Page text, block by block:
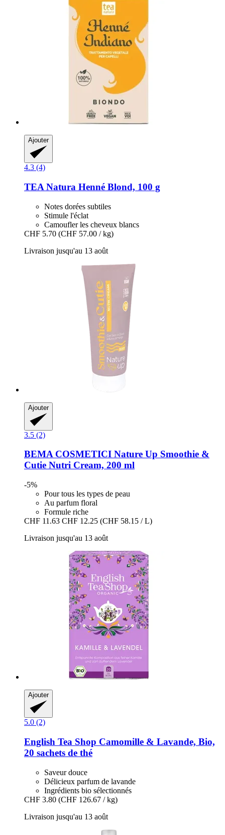
Ajouter
4.3 (4)
TEA Natura Henné Blond, 100 g
Notes dorées subtiles
Stimule l'éclat
Camoufler les cheveux blancs
CHF 5.70 (CHF 57.00 / kg)
Livraison jusqu'au 13 août
Ajouter
3.5 (2)
BEMA COSMETICI Nature Up Smoothie &
Cutie Nutri Cream, 200 ml
-5%
Pour tous les types de peau
Au parfum floral
Formule riche
CHF 11.63 CHF 12.25 (CHF 58.15 / L)
Livraison jusqu'au 13 août
Ajouter
5.0 (2)
English Tea Shop Camomille & Lavande, Bio,
20 sachets de thé
Saveur douce
Délicieux parfum de lavande
Ingrédients bio sélectionnés
CHF 3.80 (CHF 126.67 / kg)
Livraison jusqu'au 13 août